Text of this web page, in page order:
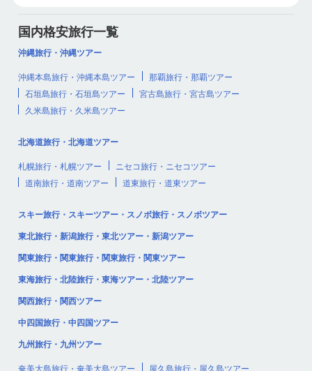
国内格安旅行一覧
沖縄旅行・沖縄ツアー
沖縄本島旅行・沖縄本島ツアー
那覇旅行・那覇ツアー
石垣島旅行・石垣島ツアー
宮古島旅行・宮古島ツアー
久米島旅行・久米島ツアー
北海道旅行・北海道ツアー
札幌旅行・札幌ツアー
ニセコ旅行・ニセコツアー
道南旅行・道南ツアー
道東旅行・道東ツアー
スキー旅行・スキーツアー・スノボ旅行・スノボツアー
東北旅行・新潟旅行・東北ツアー・新潟ツアー
関東旅行・関東旅行・関東旅行・関東ツアー
東海旅行・北陸旅行・東海ツアー・北陸ツアー
関西旅行・関西ツアー
中四国旅行・中四国ツアー
九州旅行・九州ツアー
奄美大島旅行・奄美大島ツアー
屋久島旅行・屋久島ツアー